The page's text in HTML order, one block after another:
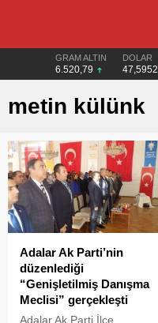
GRAM ALTIN
6.520,79
DOLAR
47,5952
metin külünk
Adalar Ak Parti’nin
düzenlediği
“Genişletilmiş Danışma
Meclisi” gerçekleşti
Adalar Ak Parti İlçe